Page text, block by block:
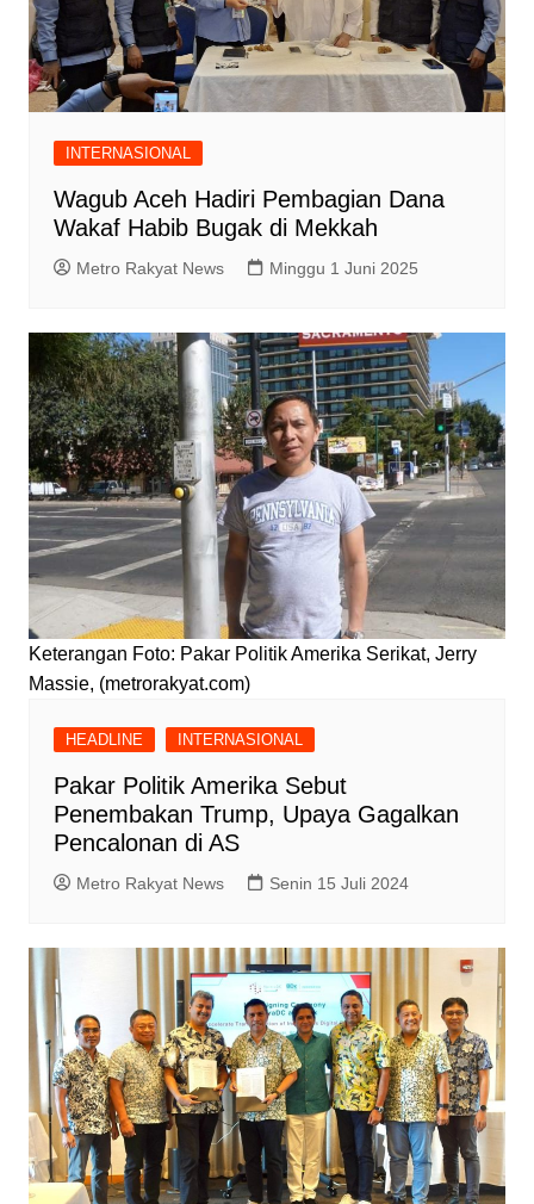
INTERNASIONAL
Wagub Aceh Hadiri Pembagian Dana
Wakaf Habib Bugak di Mekkah
Metro Rakyat News Minggu 1 Juni 2025
Keterangan Foto: Pakar Politik Amerika Serikat, Jerry
Massie, (metrorakyat.com)
HEADLINE INTERNASIONAL
Pakar Politik Amerika Sebut
Penembakan Trump, Upaya Gagalkan
Pencalonan di AS
Metro Rakyat News Senin 15 Juli 2024